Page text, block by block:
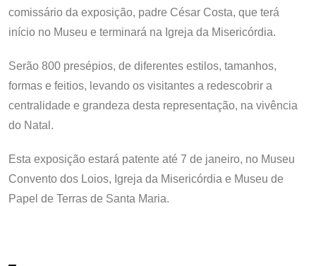
comissário da exposição, padre César Costa, que terá
início no Museu e terminará na Igreja da Misericórdia.
Serão 800 presépios, de diferentes estilos, tamanhos,
formas e feitios, levando os visitantes a redescobrir a
centralidade e grandeza desta representação, na vivência
do Natal.
Esta exposição estará patente até 7 de janeiro, no Museu
Convento dos Loios, Igreja da Misericórdia e Museu de
Papel de Terras de Santa Maria.